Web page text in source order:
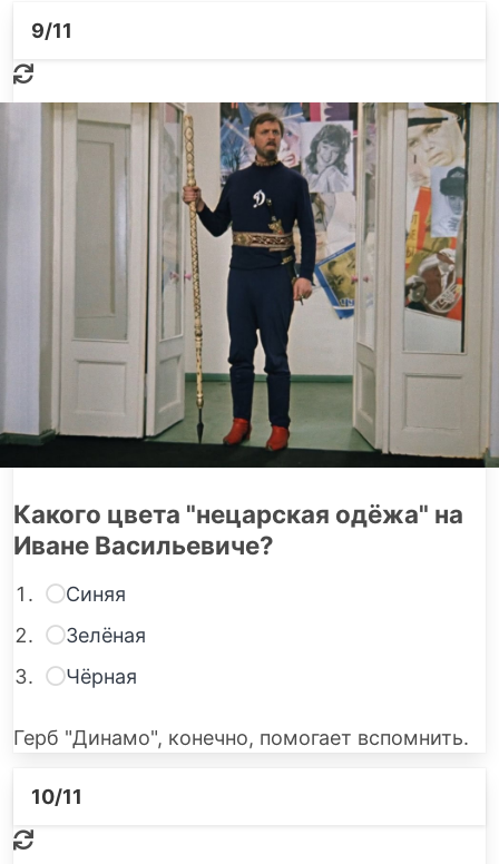
9/11
Какого цвета "нецарская одёжа" на
Иване Васильевиче?
Синяя
Зелёная
Чёрная
Герб "Динамо", конечно, помогает вспомнить.
10/11